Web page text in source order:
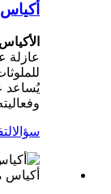
عازلة
يُساعد
سؤال